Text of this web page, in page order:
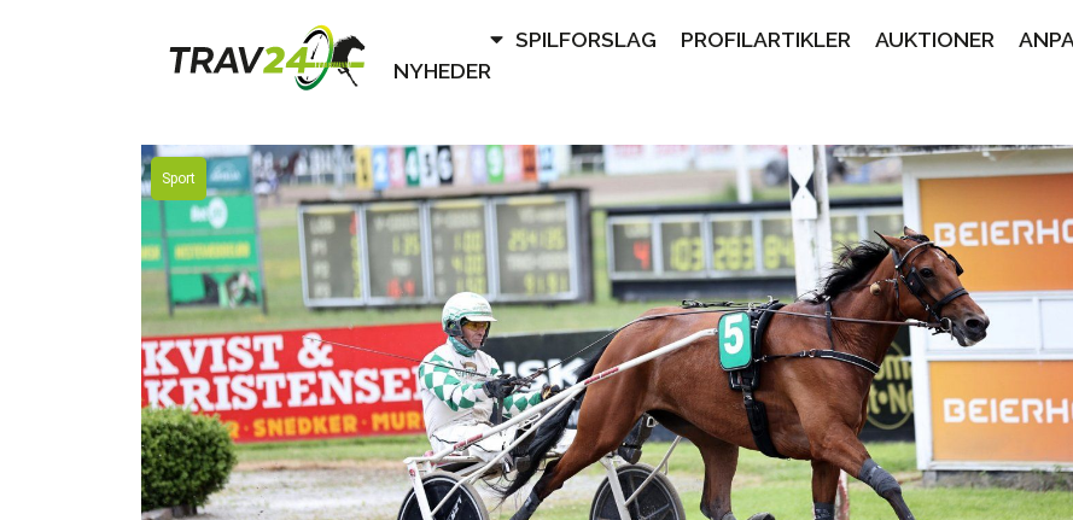
Sport
NYHEDER
SPILFORSLAG PROFILARTIKLER AUKTIONER